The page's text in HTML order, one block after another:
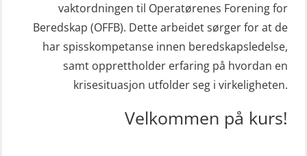
krisehåndtering for plattformsjefer
(OER105)
Livbåtfører FF1200 repetisjon
(OSE1431)
simulator (OSE161)
båt (MSE103)
STCW oppdatering Mann-Over-Bord
(hurtiggående) 16 t m/mørkekjøring
(MSE113)
STCW oppgradering for
dekksoffiserer uten fartstid 66 t
vaktordningen til Operatørenes Forening for
Beredskap (OFFB). Dette arbeidet sørger for at de
har spisskompetanse innen beredskapsledelse,
samt opprettholder erfaring på hvordan en
krisesituasjon utfolder seg i virkeligheten.
Velkommen på kurs!